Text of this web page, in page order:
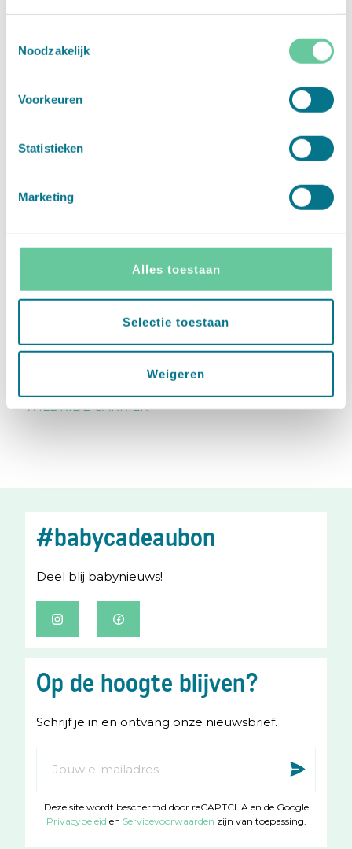
Noodzakelijk
Voorkeuren
Statistieken
Marketing
Alles toestaan
Selectie toestaan
Weigeren
LUNLUX
WILDRIDE CARRIER
#babycadeaubon
Deel blij babynieuws!
I
n
t
g
r
a
F
a
e
o
o
k
Op de hoogte blijven?
Schrijf je in en ontvang onze nieuwsbrief.
op
onze
Deze site wordt beschermd door reCAPTCHA en de Google
Privacybeleid en Servicevoorwaarden zijn van toepassing.